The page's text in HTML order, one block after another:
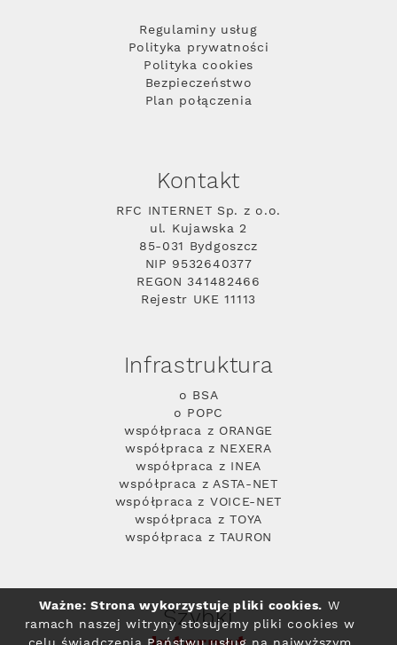
Regulaminy usług
Polityka prywatności
Polityka cookies
Bezpieczeństwo
Plan połączenia
Kontakt
RFC INTERNET Sp. z o.o.
ul. Kujawska 2
85-031 Bydgoszcz
NIP 9532640377
REGON 341482466
Rejestr UKE 11113
Infrastruktura
o BSA
o POPC
współpraca z ORANGE
współpraca z NEXERA
współpraca z INEA
współpraca z ASTA-NET
współpraca z VOICE-NET
współpraca z TOYA
współpraca z TAURON
Szybki
Ważne: Strona wykorzystuje pliki cookies. W
ramach naszej witryny stosujemy pliki cookies w